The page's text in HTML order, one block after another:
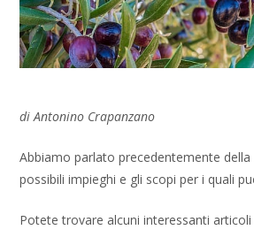
di Antonino Crapanzano
Abbiamo parlato precedentemente della
possibili impieghi e gli scopi per i quali
Potete trovare alcuni interessanti articoli